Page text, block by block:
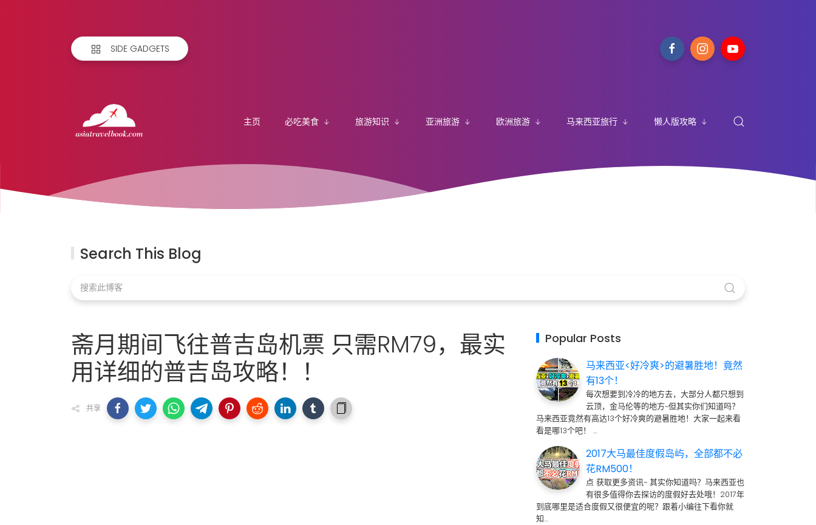
SIDE GADGETS
主页 必吃美食 旅游知识 亚洲旅游 欧洲旅游 马来西亚旅行 懒人版攻略
Search This Blog
斋月期间飞往普吉岛机票 只需RM79，最实
用详细的普吉岛攻略！！
共享
Popular Posts
马来西亚<好冷爽>的避暑胜地！竟然
有13个！
每次想要到冷冷的地方去，大部分人都只想到
云顶，金马伦等的地方~但其实你们知道吗？
马来西亚竟然有高达13个好冷爽的避暑胜地！大家一起来看
看是哪13个吧！ …
2017大马最佳度假岛屿，全部都不必
花RM500！
点 获取更多资讯~ 其实你知道吗？马来西亚也
有很多值得你去探访的度假好去处哦！2017年
到底哪里是适合度假又很便宜的呢？跟着小编往下看你就
知…